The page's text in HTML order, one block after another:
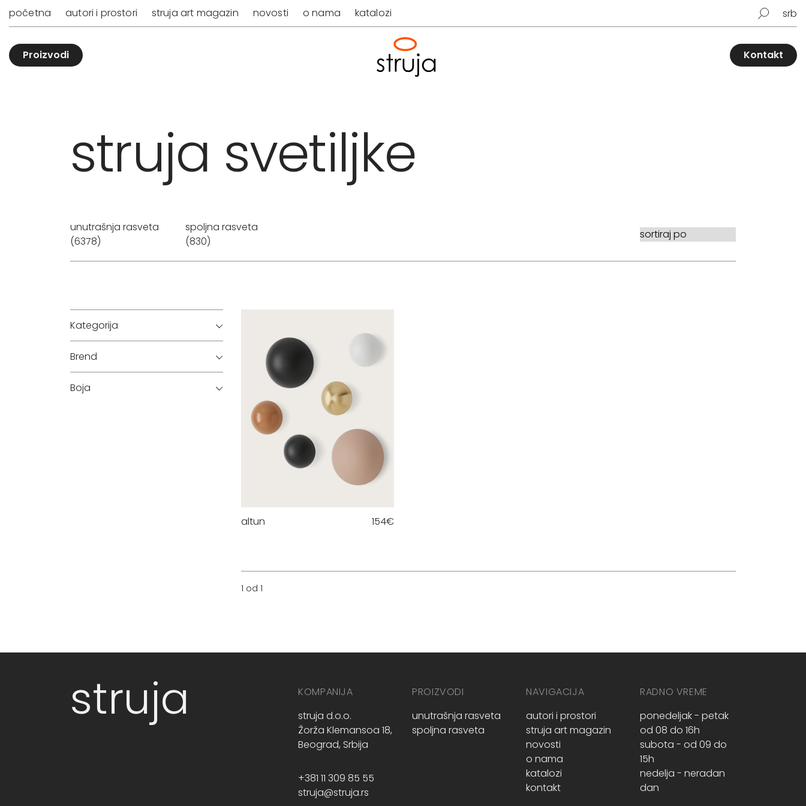
početna autori i prostori struja art magazin novosti o nama katalozi srb
Proizvodi Kontakt
struja svetiljke
unutrašnja rasveta
(6378)
spoljna rasveta
(830)
Kategorija
Brend
Boja
altun 154€
1 od 1
struja
KOMPANIJA
struja d.o.o.
Žorža Klemansoa 18,
Beograd, Srbija
+381 11 309 85 55
struja@struja.rs
PROIZVODI
unutrašnja rasveta
spoljna rasveta
NAVIGACIJA
autori i prostori
struja art magazin
novosti
o nama
katalozi
kontakt
RADNO VREME
ponedeljak - petak
od 08 do 16h
subota - od 09 do
15h
nedelja - neradan
dan